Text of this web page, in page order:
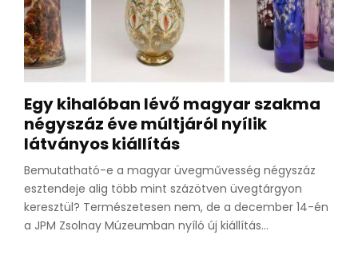
Egy kihalóban lévő magyar szakma
négyszáz éve múltjáról nyílik
látványos kiállítás
Bemutatható-e a magyar üvegművesség négyszáz
esztendeje alig több mint százötven üvegtárgyon
keresztül? Természetesen nem, de a december 14-én
a JPM Zsolnay Múzeumban nyíló új kiállítás...